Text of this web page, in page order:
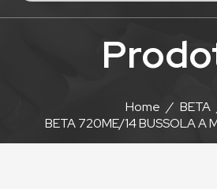
Home / BETA
BETA 720ME/14 BUSSOLA A